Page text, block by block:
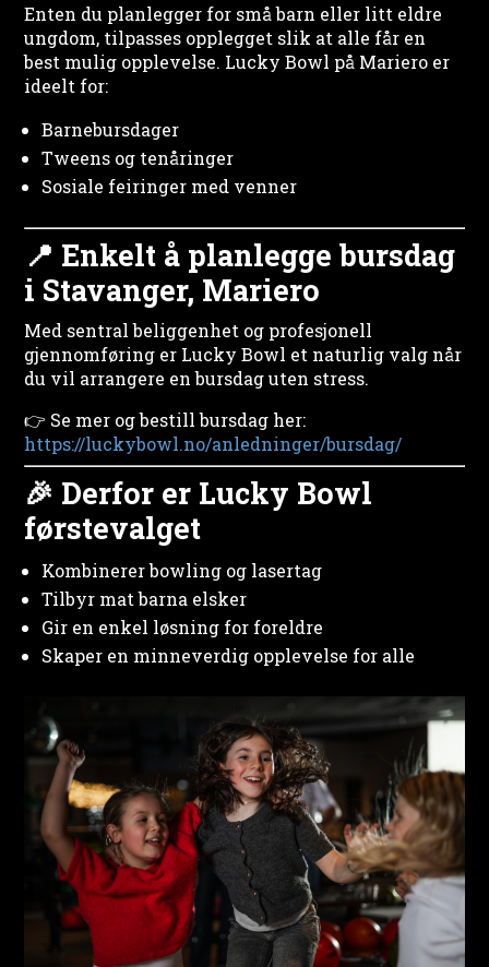
Enten du planlegger for små barn eller litt eldre
ungdom, tilpasses opplegget slik at alle får en
best mulig opplevelse. Lucky Bowl på Mariero er
ideelt for:
Barnebursdager
Tweens og tenåringer
Sosiale feiringer med venner
📍 Enkelt å planlegge bursdag
i Stavanger, Mariero
Med sentral beliggenhet og profesjonell
gjennomføring er Lucky Bowl et naturlig valg når
du vil arrangere en bursdag uten stress.
👉 Se mer og bestill bursdag her:
https://luckybowl.no/anledninger/bursdag/
🎉 Derfor er Lucky Bowl
førstevalget
Kombinerer bowling og lasertag
Tilbyr mat barna elsker
Gir en enkel løsning for foreldre
Skaper en minneverdig opplevelse for alle